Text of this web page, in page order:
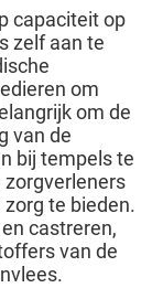
capaciteit op
zelf aan te
om
om de
van de
bij tempels te
zorgverleners
te bieden.
castreren,
van de